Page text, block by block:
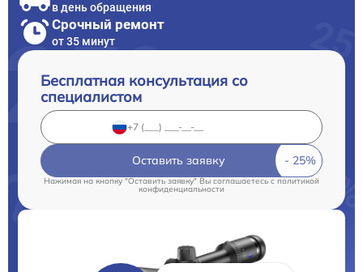
в день обращения
Срочный ремонт
от 35 минут
Бесплатная консультация со
специалистом
Оставить заявку
Нажимая на кнопку "Оставить заявку" Вы соглашаетесь cполитикой
конфиденциальности